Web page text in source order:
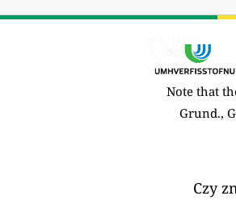
Note that
Grund.,
Czy